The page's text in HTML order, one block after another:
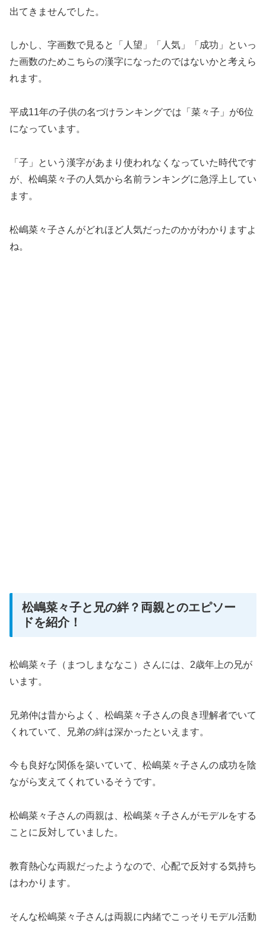
出てきませんでした。
しかし、字画数で見ると「人望」「人気」「成功」といっ
た画数のためこちらの漢字になったのではないかと考えら
れます。
平成11年の子供の名づけランキングでは「菜々子」が6位
になっています。
「子」という漢字があまり使われなくなっていた時代です
が、松嶋菜々子の人気から名前ランキングに急浮上してい
ます。
松嶋菜々子さんがどれほど人気だったのかがわかりますよ
ね。
松嶋菜々子と兄の絆？両親とのエピソー
ドを紹介！
松嶋菜々子（まつしまななこ）さんには、2歳年上の兄が
います。
兄弟仲は昔からよく、松嶋菜々子さんの良き理解者でいて
くれていて、兄弟の絆は深かったといえます。
今も良好な関係を築いていて、松嶋菜々子さんの成功を陰
ながら支えてくれているそうです。
松嶋菜々子さんの両親は、松嶋菜々子さんがモデルをする
ことに反対していました。
教育熱心な両親だったようなので、心配で反対する気持ち
はわかります。
そんな松嶋菜々子さんは両親に内緒でこっそりモデル活動